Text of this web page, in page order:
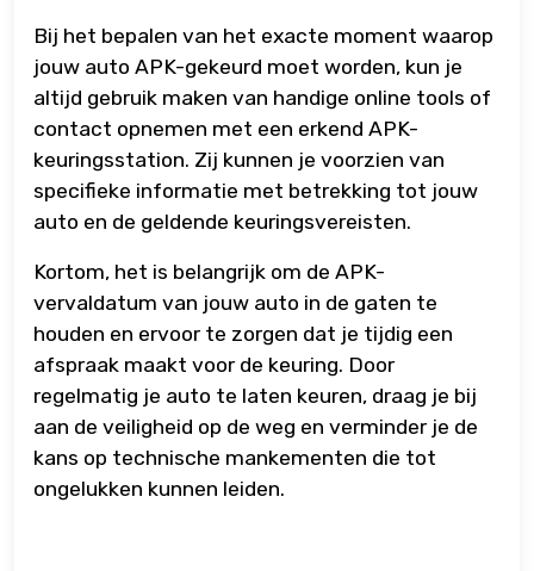
Bij het bepalen van het exacte moment waarop
jouw auto APK-gekeurd moet worden, kun je
altijd gebruik maken van handige online tools of
contact opnemen met een erkend APK-
keuringsstation. Zij kunnen je voorzien van
specifieke informatie met betrekking tot jouw
auto en de geldende keuringsvereisten.
Kortom, het is belangrijk om de APK-
vervaldatum van jouw auto in de gaten te
houden en ervoor te zorgen dat je tijdig een
afspraak maakt voor de keuring. Door
regelmatig je auto te laten keuren, draag je bij
aan de veiligheid op de weg en verminder je de
kans op technische mankementen die tot
ongelukken kunnen leiden.